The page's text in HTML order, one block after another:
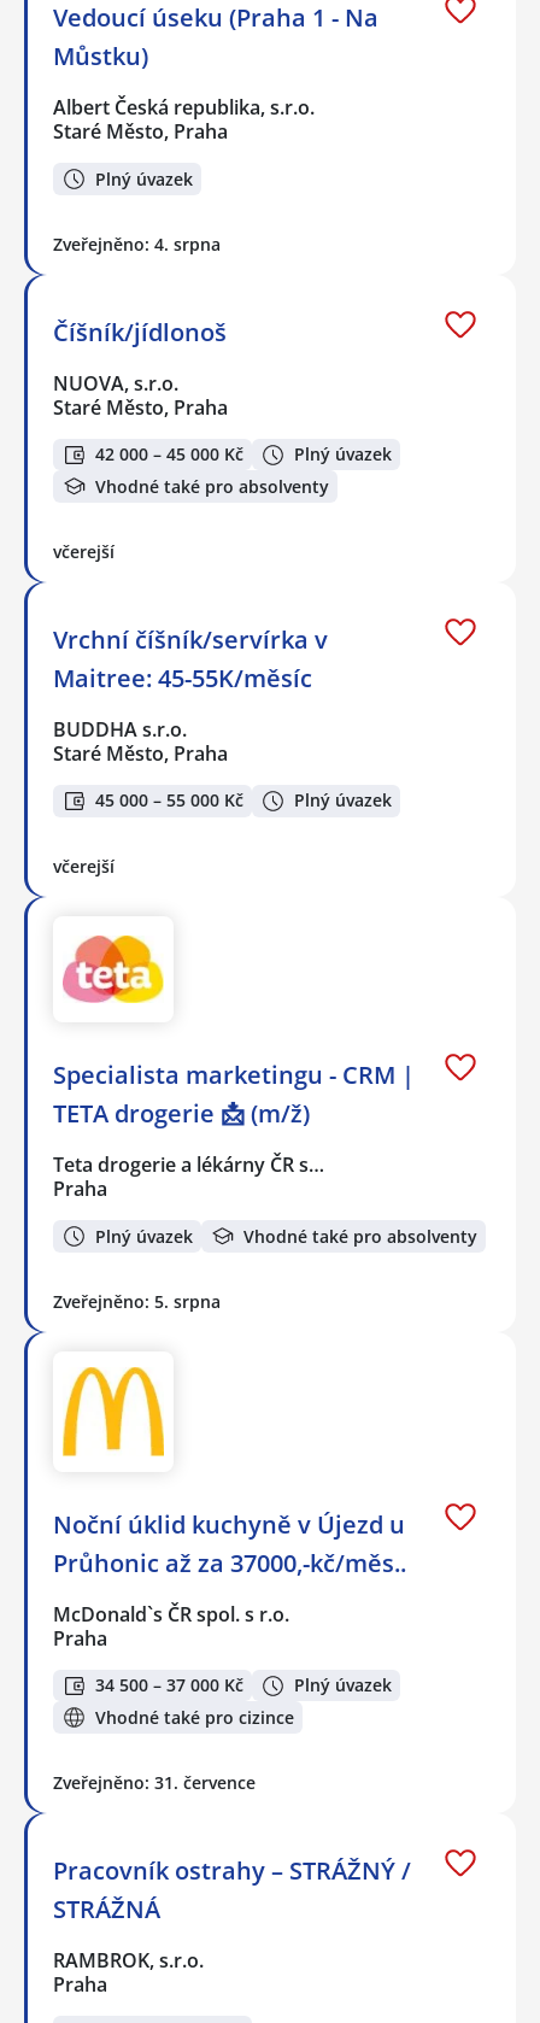
Vedoucí úseku (Praha 1 - Na
Můstku)
Albert Česká republika, s.r.o.
Staré Město, Praha
Plný úvazek
Zveřejněno: 4. srpna
Číšník/jídlonoš
NUOVA, s.r.o.
Staré Město, Praha
42 000 – 45 000 Kč
Plný úvazek
Vhodné také pro absolventy
včerejší
Vrchní číšník/servírka v
Maitree: 45-55K/měsíc
BUDDHA s.r.o.
Staré Město, Praha
45 000 – 55 000 Kč Plný úvazek
včerejší
Specialista marketingu - CRM |
TETA drogerie 📩 (m/ž)
Teta drogerie a lékárny ČR s…
Praha
Plný úvazek Vhodné také pro absolventy
Zveřejněno: 5. srpna
Noční úklid kuchyně v Újezd u
Průhonic až za 37000,-kč/měs..
McDonald`s ČR spol. s r.o.
Praha
34 500 – 37 000 Kč
Plný úvazek
Vhodné také pro cizince
Zveřejněno: 31. července
Pracovník ostrahy – STRÁŽNÝ /
STRÁŽNÁ
RAMBROK, s.r.o.
Praha